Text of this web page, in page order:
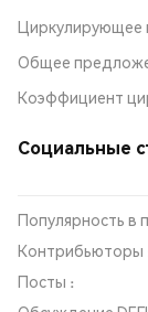
Циркулирующее
Общее
Коэффициент
Социальные
Популярность в
Контрибьюторы
Посты :